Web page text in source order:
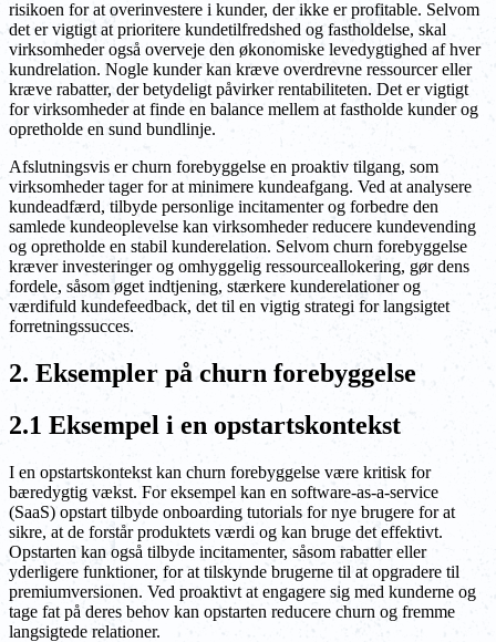
risikoen for at overinvestere i kunder, der ikke er profitable. Selvom
det er vigtigt at prioritere kundetilfredshed og fastholdelse, skal
virksomheder også overveje den økonomiske levedygtighed af hver
kundrelation. Nogle kunder kan kræve overdrevne ressourcer eller
kræve rabatter, der betydeligt påvirker rentabiliteten. Det er vigtigt
for virksomheder at finde en balance mellem at fastholde kunder og
opretholde en sund bundlinje.
Afslutningsvis er churn forebyggelse en proaktiv tilgang, som
virksomheder tager for at minimere kundeafgang. Ved at analysere
kundeadfærd, tilbyde personlige incitamenter og forbedre den
samlede kundeoplevelse kan virksomheder reducere kundevending
og opretholde en stabil kunderelation. Selvom churn forebyggelse
kræver investeringer og omhyggelig ressourceallokering, gør dens
fordele, såsom øget indtjening, stærkere kunderelationer og
værdifuld kundefeedback, det til en vigtig strategi for langsigtet
forretningssucces.
2. Eksempler på churn forebyggelse
2.1 Eksempel i en opstartskontekst
I en opstartskontekst kan churn forebyggelse være kritisk for
bæredygtig vækst. For eksempel kan en software-as-a-service
(SaaS) opstart tilbyde onboarding tutorials for nye brugere for at
sikre, at de forstår produktets værdi og kan bruge det effektivt.
Opstarten kan også tilbyde incitamenter, såsom rabatter eller
yderligere funktioner, for at tilskynde brugerne til at opgradere til
premiumversionen. Ved proaktivt at engagere sig med kunderne og
tage fat på deres behov kan opstarten reducere churn og fremme
langsigtede relationer.